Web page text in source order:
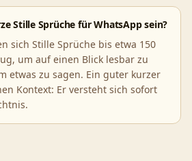
Stille Sprüche für WhatsApp sein?
sich Stille Sprüche bis etwa 150
um auf einen Blick lesbar zu
etwas zu sagen. Ein guter kurzer
Kontext: Er versteht sich sofort